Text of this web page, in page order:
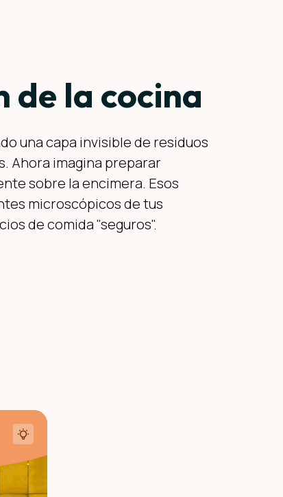
de la cocina
una capa invisible de residuos
Ahora imagina preparar
sobre la encimera. Esos
microscópicos de tus
de comida "seguros".